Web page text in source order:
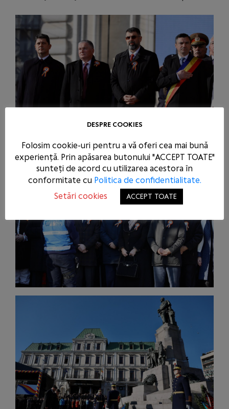
DESPRE COOKIES
Folosim cookie-uri pentru a vă oferi cea mai bună
experiență. Prin apăsarea butonului "ACCEPT TOATE"
sunteți de acord cu utilizarea acestora în
conformitate cu Politica de confidentialitate.
Setări cookies
ACCEPT TOATE